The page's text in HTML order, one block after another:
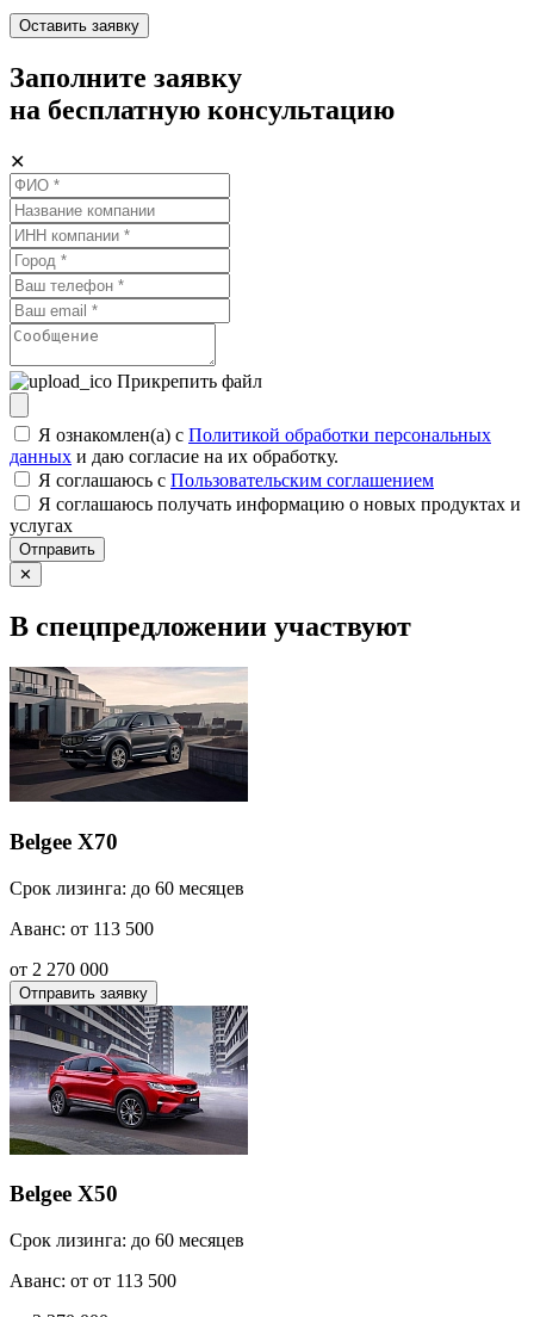
Оставить заявку
Заполните заявку
на бесплатную консультацию
✕
Прикрепить файл
Я ознакомлен(а) с Политикой обработки персональных
данных и даю согласие на их обработку.
Я соглашаюсь c Пользовательским соглашением
Я соглашаюсь получать информацию о новых продуктах и
услугах
Отправить
✕
В спецпредложении участвуют
Belgee X70
Срок лизинга: до 60 месяцев
Аванс: от 113 500
от 2 270 000
Отправить заявку
Belgee X50
Срок лизинга: до 60 месяцев
Аванс: от от 113 500